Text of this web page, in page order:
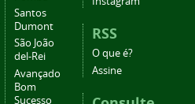
Santos
Dumont
São João
del-Rei
Avançado
Bom
Sucesso
RSS
O que é?
Assine